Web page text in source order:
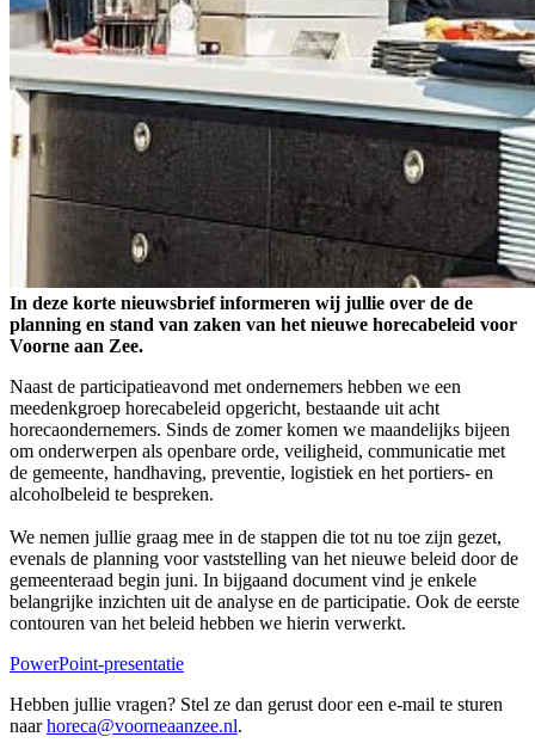
In deze korte nieuwsbrief informeren wij jullie over de de
planning en stand van zaken van het nieuwe horecabeleid voor
Voorne aan Zee.
Naast de participatieavond met ondernemers hebben we een
meedenkgroep horecabeleid opgericht, bestaande uit acht
horecaondernemers. Sinds de zomer komen we maandelijks bijeen
om onderwerpen als openbare orde, veiligheid, communicatie met
de gemeente, handhaving, preventie, logistiek en het portiers- en
alcoholbeleid te bespreken.
We nemen jullie graag mee in de stappen die tot nu toe zijn gezet,
evenals de planning voor vaststelling van het nieuwe beleid door de
gemeenteraad begin juni. In bijgaand document vind je enkele
belangrijke inzichten uit de analyse en de participatie. Ook de eerste
contouren van het beleid hebben we hierin verwerkt.
PowerPoint-presentatie
Hebben jullie vragen? Stel ze dan gerust door een e-mail te sturen
naarhoreca@voorneaanzee.nl.